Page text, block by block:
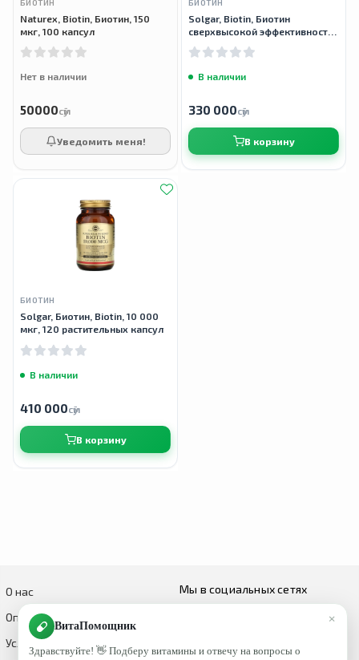
БИОТИН
Naturex, Biotin, Биотин, 150
мкг, 100 капсул
Нет в наличии
50000сӯм
Уведомить меня!
БИОТИН
Solgar, Biotin, Биотин
сверхвысокой эффективности,
10 000 мкг, 60 растительных
капсул
В наличии
330 000сӯм
В корзину
БИОТИН
Solgar, Биотин, Biotin, 10 000
мкг, 120 растительных капсул
В наличии
410 000сӯм
В корзину
О нас
Оплата и доставка
Условия возврата и обмена
Мы в социальных сетях
×
ВитаПомощник
Здравствуйте! 👋 Подберу витамины и отвечу на вопросы о